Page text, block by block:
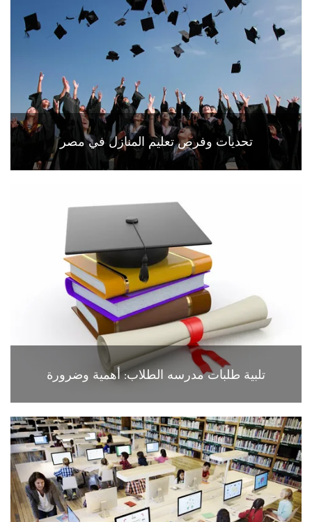
تحديات وفرص تعليم المنازل في مصر
تلبية طلبات مدرسه الطلاب: أهمية وضرورة